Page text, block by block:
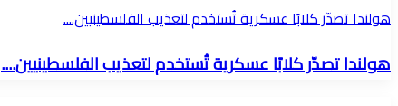
هولندا تصدّر كلابًا عسكرية تُستخدم لتعذيب الفلسطينيين....
هولندا تصدّر كلابًا عسكرية تُستخدم لتعذيب الفلسطينيين....